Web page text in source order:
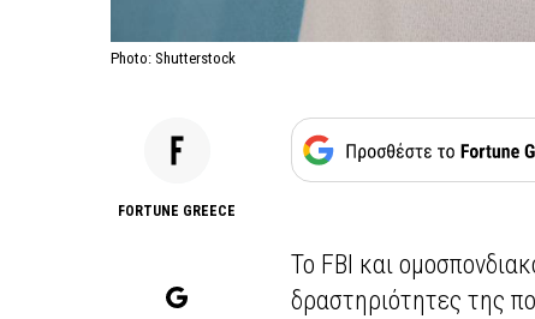
Photo: Shutterstock
FORTUNE GREECE
Το FBI και
δραστηριότητες της